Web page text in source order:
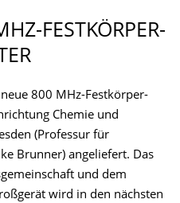
FESTKÖRPER-
800 MHz-Festkörper-
Chemie und
(Professur für
Brunner) angeliefert. Das
und dem
wird in den nächsten